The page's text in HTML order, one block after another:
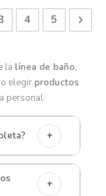
la página
Página
4 Página
5
la línea de baño,
elegir productos
personal.
+
+